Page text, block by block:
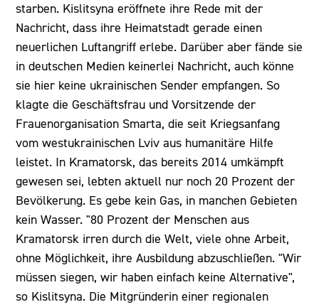
starben. Kislitsyna eröffnete ihre Rede mit der
Nachricht, dass ihre Heimatstadt gerade einen
neuerlichen Luftangriff erlebe. Darüber aber fände sie
in deutschen Medien keinerlei Nachricht, auch könne
sie hier keine ukrainischen Sender empfangen. So
klagte die Geschäftsfrau und Vorsitzende der
Frauenorganisation Smarta, die seit Kriegsanfang
vom westukrainischen Lviv aus humanitäre Hilfe
leistet. In Kramatorsk, das bereits 2014 umkämpft
gewesen sei, lebten aktuell nur noch 20 Prozent der
Bevölkerung. Es gebe kein Gas, in manchen Gebieten
kein Wasser. "80 Prozent der Menschen aus
Kramatorsk irren durch die Welt, viele ohne Arbeit,
ohne Möglichkeit, ihre Ausbildung abzuschließen. "Wir
müssen siegen, wir haben einfach keine Alternative",
so Kislitsyna. Die Mitgründerin einer regionalen